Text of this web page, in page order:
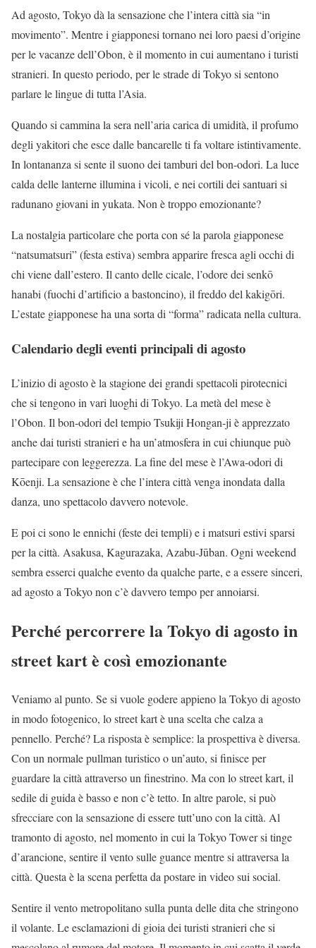
Ad agosto, Tokyo dà la sensazione che l’intera città sia “in
movimento”. Mentre i giapponesi tornano nei loro paesi d’origine
per le vacanze dell’Obon, è il momento in cui aumentano i turisti
stranieri. In questo periodo, per le strade di Tokyo si sentono
parlare le lingue di tutta l’Asia.
Quando si cammina la sera nell’aria carica di umidità, il profumo
degli yakitori che esce dalle bancarelle ti fa voltare istintivamente.
In lontananza si sente il suono dei tamburi del bon-odori. La luce
calda delle lanterne illumina i vicoli, e nei cortili dei santuari si
radunano giovani in yukata. Non è troppo emozionante?
La nostalgia particolare che porta con sé la parola giapponese
“natsumatsuri” (festa estiva) sembra apparire fresca agli occhi di
chi viene dall’estero. Il canto delle cicale, l’odore dei senkō
hanabi (fuochi d’artificio a bastoncino), il freddo del kakigōri.
L’estate giapponese ha una sorta di “forma” radicata nella cultura.
Calendario degli eventi principali di agosto
L’inizio di agosto è la stagione dei grandi spettacoli pirotecnici
che si tengono in vari luoghi di Tokyo. La metà del mese è
l’Obon. Il bon-odori del tempio Tsukiji Hongan-ji è apprezzato
anche dai turisti stranieri e ha un’atmosfera in cui chiunque può
partecipare con leggerezza. La fine del mese è l’Awa-odori di
Kōenji. La sensazione è che l’intera città venga inondata dalla
danza, uno spettacolo davvero notevole.
E poi ci sono le ennichi (feste dei templi) e i matsuri estivi sparsi
per la città. Asakusa, Kagurazaka, Azabu-Jūban. Ogni weekend
sembra esserci qualche evento da qualche parte, e a essere sinceri,
ad agosto a Tokyo non c’è davvero tempo per annoiarsi.
Perché percorrere la Tokyo di agosto in
street kart è così emozionante
Veniamo al punto. Se si vuole godere appieno la Tokyo di agosto
in modo fotogenico, lo street kart è una scelta che calza a
pennello. Perché? La risposta è semplice: la prospettiva è diversa.
Con un normale pullman turistico o un’auto, si finisce per
guardare la città attraverso un finestrino. Ma con lo street kart, il
sedile di guida è basso e non c’è tetto. In altre parole, si può
sfrecciare con la sensazione di essere tutt’uno con la città. Al
tramonto di agosto, nel momento in cui la Tokyo Tower si tinge
d’arancione, sentire il vento sulle guance mentre si attraversa la
città. Questa è la scena perfetta da postare in video sui social.
Sentire il vento metropolitano sulla punta delle dita che stringono
il volante. Le esclamazioni di gioia dei turisti stranieri che si